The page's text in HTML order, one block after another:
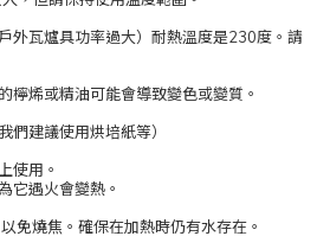
外瓦爐具功率過大）耐熱溫度是230度。請
檸烯或精油可能會導致變色或變質。
們建議使用烘培紙等）
使用。
它遇火會變熱。
免燒焦。確保在加熱時仍有水存在。